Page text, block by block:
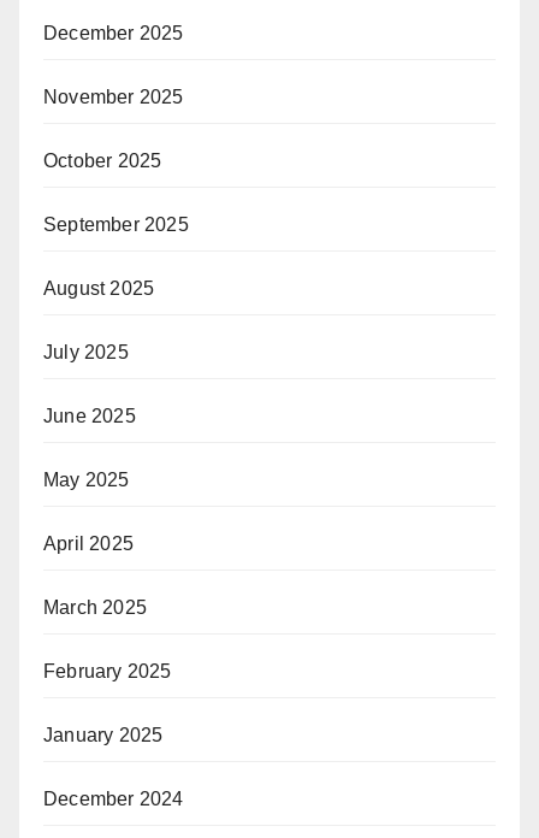
December 2025
November 2025
October 2025
September 2025
August 2025
July 2025
June 2025
May 2025
April 2025
March 2025
February 2025
January 2025
December 2024